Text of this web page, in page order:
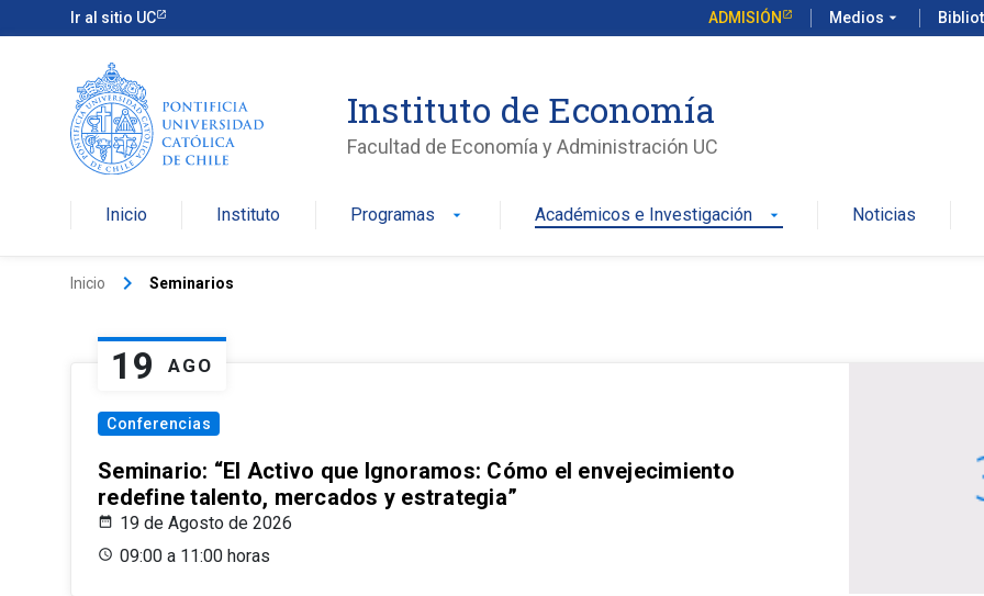
Ir al sitio UC ADMISIÓN Medios arrow_drop_down
Instituto de Economía
Facultad de Economía y Administración UC
Inicio Instituto Programas arrow_drop_down Académicos e Investigación arrow_drop_down Noticias
Inicio keyboard_arrow_right Seminarios
19 AGO
Conferencias
Seminario: “El Activo que Ignoramos: Cómo el envejecimiento
redefine talento, mercados y estrategia”
19 de Agosto de 2026
09:00 a 11:00 horas